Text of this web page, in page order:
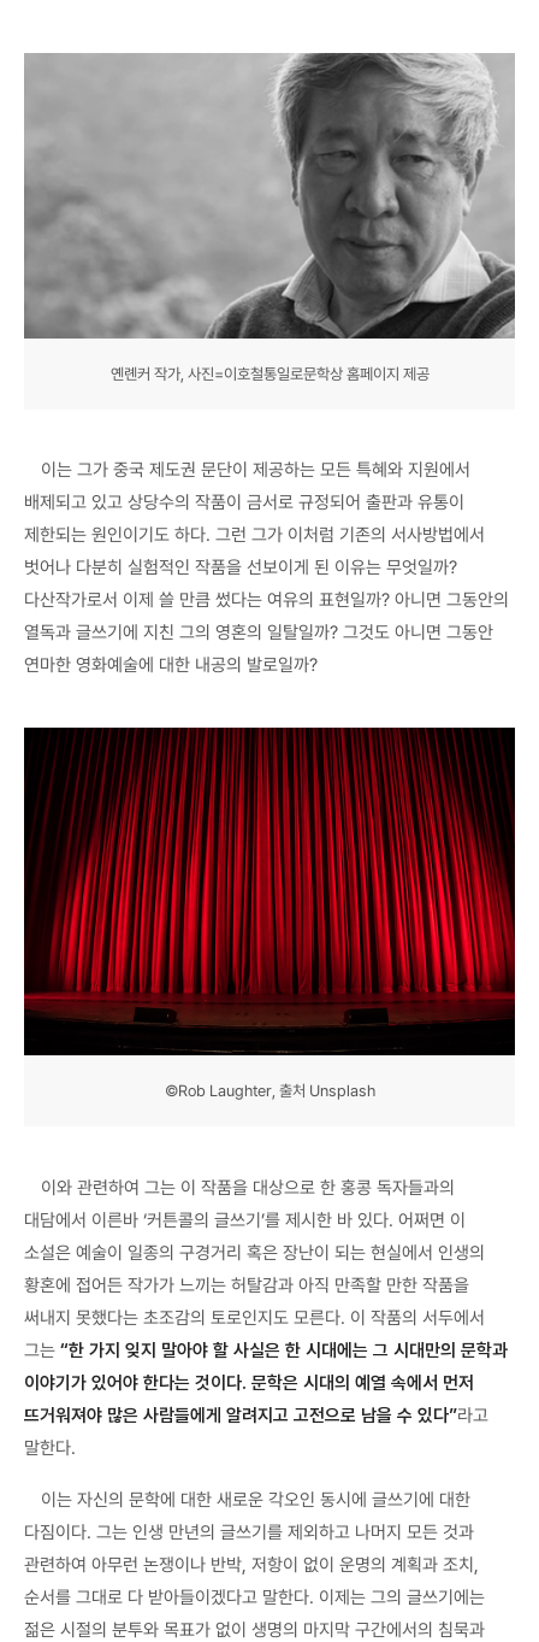
옌롄커 작가, 사진=이호철통일로문학상 홈페이지 제공
이는 그가 중국 제도권 문단이 제공하는 모든 특혜와 지원에서
배제되고 있고 상당수의 작품이 금서로 규정되어 출판과 유통이
제한되는 원인이기도 하다. 그런 그가 이처럼 기존의 서사방법에서
벗어나 다분히 실험적인 작품을 선보이게 된 이유는 무엇일까?
다산작가로서 이제 쓸 만큼 썼다는 여유의 표현일까? 아니면 그동안의
열독과 글쓰기에 지친 그의 영혼의 일탈일까? 그것도 아니면 그동안
연마한 영화예술에 대한 내공의 발로일까?
©Rob Laughter, 출처 Unsplash
이와 관련하여 그는 이 작품을 대상으로 한 홍콩 독자들과의
대담에서 이른바 ‘커튼콜의 글쓰기’를 제시한 바 있다. 어쩌면 이
소설은 예술이 일종의 구경거리 혹은 장난이 되는 현실에서 인생의
황혼에 접어든 작가가 느끼는 허탈감과 아직 만족할 만한 작품을
써내지 못했다는 초조감의 토로인지도 모른다. 이 작품의 서두에서
그는 “한 가지 잊지 말아야 할 사실은 한 시대에는 그 시대만의 문학과
이야기가 있어야 한다는 것이다. 문학은 시대의 예열 속에서 먼저
뜨거워져야 많은 사람들에게 알려지고 고전으로 남을 수 있다”라고
말한다.
이는 자신의 문학에 대한 새로운 각오인 동시에 글쓰기에 대한
다짐이다. 그는 인생 만년의 글쓰기를 제외하고 나머지 모든 것과
관련하여 아무런 논쟁이나 반박, 저항이 없이 운명의 계획과 조치,
순서를 그대로 다 받아들이겠다고 말한다. 이제는 그의 글쓰기에는
젊은 시절의 분투와 목표가 없이 생명의 마지막 구간에서의 침묵과